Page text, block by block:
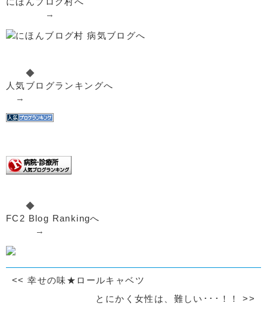
→
◆
人気ブログランキングへ
→
◆
FC2 Blog Rankingへ
→
<< 幸せの味★ロールキャベツ
とにかく女性は、難しい･･･！！>>